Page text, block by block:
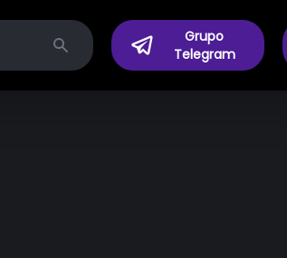
Search
Grupo
Telegram